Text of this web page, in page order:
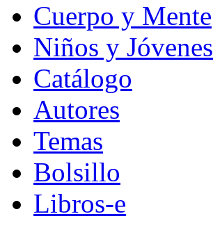
Cuerpo y Mente
Niños y Jóvenes
Catálogo
Autores
Temas
Bolsillo
Libros-e